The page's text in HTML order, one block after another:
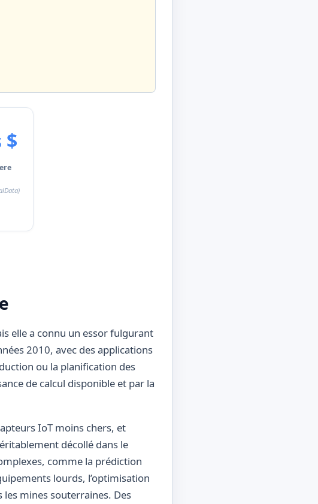
$
elle a connu un essor fulgurant
2010, avec des applications
ou la planification des
de calcul disponible et par la
IoT moins chers, et
décollé dans le
comme la prédiction
lourds, l’optimisation
mines souterraines. Des